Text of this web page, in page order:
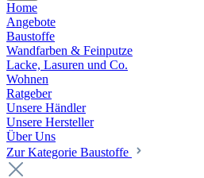
Home
Angebote
Baustoffe
Wandfarben & Feinputze
Lacke, Lasuren und Co.
Wohnen
Ratgeber
Unsere Händler
Unsere Hersteller
Über Uns
Zur Kategorie Baustoffe